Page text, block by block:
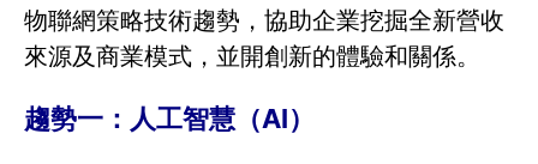
物聯網策略技術趨勢，協助企業挖掘全新營收
來源及商業模式，並開創新的體驗和關係。
趨勢一：人工智慧（AI）